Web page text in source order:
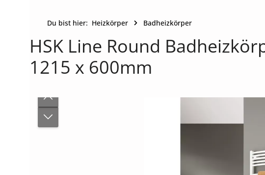
Du bist hier: Heizkörper Badheizkörper
HSK Line Round
1215 x 600mm